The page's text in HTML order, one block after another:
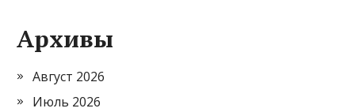
Архивы
Август 2026
Июль 2026